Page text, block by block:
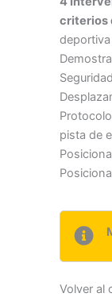
criterios
pista de
Volver al